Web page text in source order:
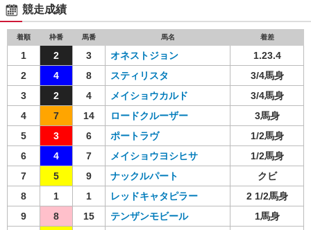
競走成績
着順 枠番 馬番 馬名 着差
1 2 3 オネストジョン
1.23.4
2
4 8 スティリスタ
3/4馬身
3
2 4 メイショウカルド
3/4馬身
4
7 14 ロードクルーザー
3馬身
5
3 6 ポートラヴ
1/2馬身
6
4 7 メイショウヨシヒサ
1/2馬身
7
5 9 ナックルパート
クビ
8
1 1 レッドキャタピラー
2 1/2馬身
9
8 15 テンザンモビール
1馬身